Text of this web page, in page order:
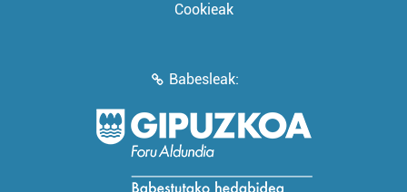
Cookieak
Babesleak: